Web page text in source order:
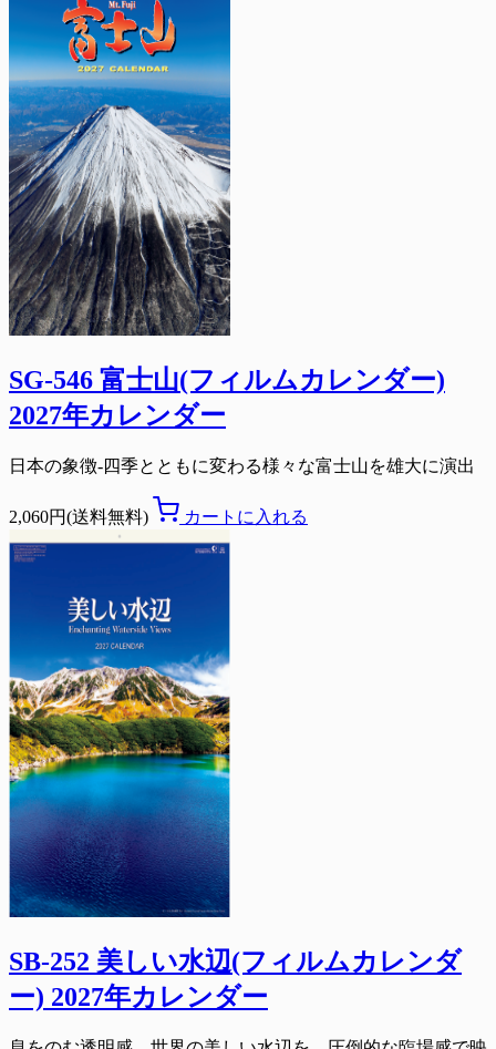
SG-546 富士山(フィルムカレンダー)
2027年カレンダー
日本の象徴-四季とともに変わる様々な富士山を雄大に演出
2,060円(送料無料) カートに入れる
SB-252 美しい水辺(フィルムカレンダ
ー) 2027年カレンダー